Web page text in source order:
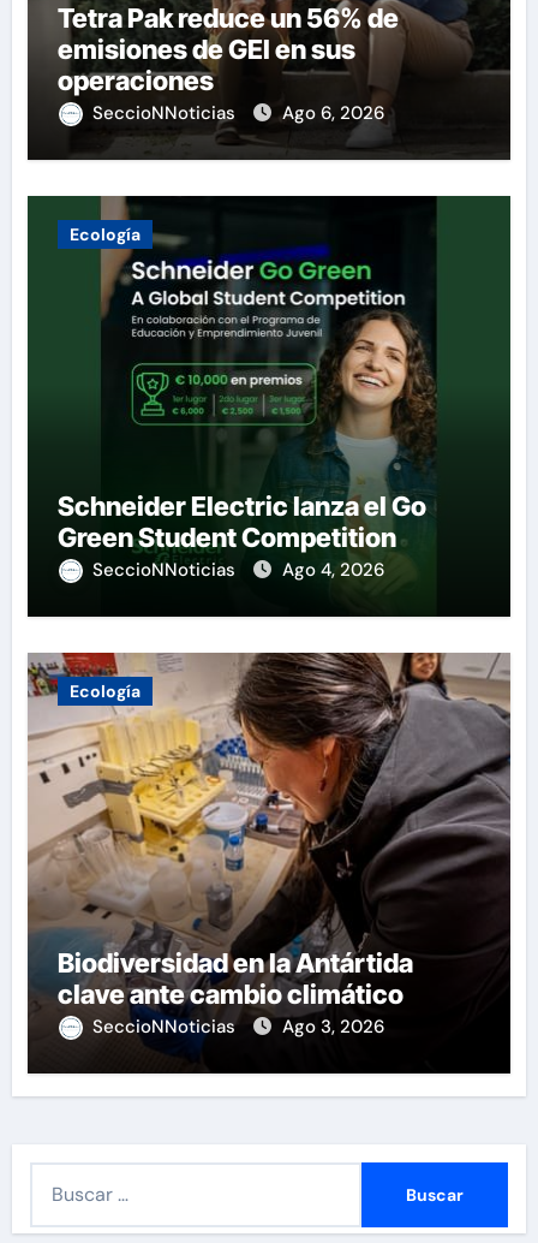
Tetra Pak reduce un 56% de
emisiones de GEI en sus
operaciones
SeccioNNoticias Ago 6, 2026
Ecología
Schneider Electric lanza el Go
Green Student Competition
SeccioNNoticias Ago 4, 2026
Ecología
Biodiversidad en la Antártida
clave ante cambio climático
SeccioNNoticias Ago 3, 2026